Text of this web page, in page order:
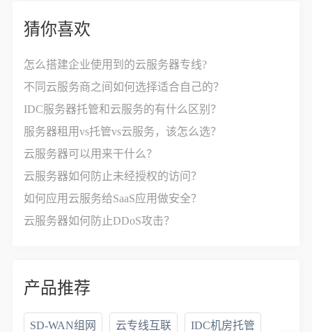
猜你喜欢
怎么搭建企业使用到的云服务器专线?
不同云服务商之间如何选择适合自己的？
IDC服务器托管和云服务的有什么区别？
服务器租用vs托管vs云服务，该怎么选？
云服务器可以用来干什么？
云服务器如何防止未经授权的访问？
如何应用云服务给SaaS应用做安全？
云服务器如何防止DDoS攻击？
产品推荐
SD-WAN组网 云专线互联 IDC机房托管